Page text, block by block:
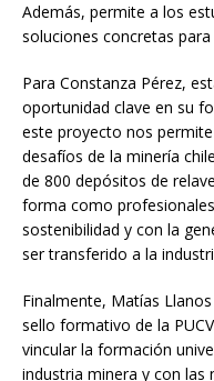
Además, permite a los
soluciones concretas
Para Constanza Pérez,
oportunidad clave en su
este proyecto nos
desafíos de la minería
de 800 depósitos de
forma como
sostenibilidad y con la
ser transferido a la
Finalmente, Matías
sello formativo de la
vincular la formación
industria minera y con las